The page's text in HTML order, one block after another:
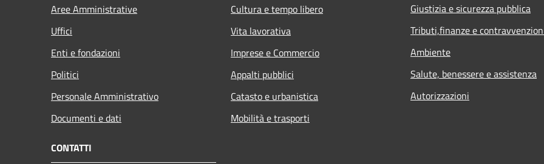
Aree Amministrative
Uffici
Enti e fondazioni
Politici
Personale Amministrativo
Documenti e dati
Cultura e tempo libero
Vita lavorativa
Imprese e Commercio
Appalti pubblici
Catasto e urbanistica
Mobilità e trasporti
Giustizia e sicurezza pubblica
Tributi,finanze e
Ambiente
Salute, benessere e assistenza
Autorizzazioni
CONTATTI